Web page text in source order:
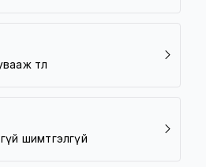
төл
шимтгэлгүй